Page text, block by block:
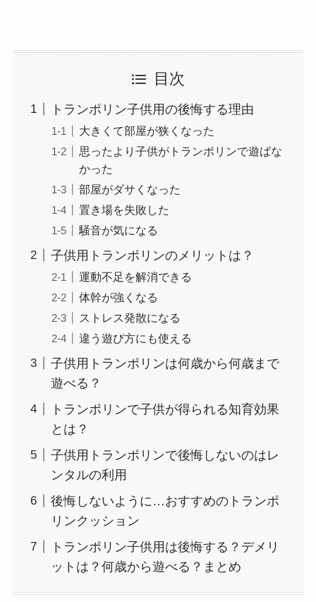
目次
トランポリン子供用の後悔する理由
大きくて部屋が狭くなった
思ったより子供がトランポリンで遊ばな
かった
部屋がダサくなった
置き場を失敗した
騒音が気になる
子供用トランポリンのメリットは？
運動不足を解消できる
体幹が強くなる
ストレス発散になる
違う遊び方にも使える
子供用トランポリンは何歳から何歳まで
遊べる？
トランポリンで子供が得られる知育効果
とは？
子供用トランポリンで後悔しないのはレ
ンタルの利用
後悔しないように…おすすめのトランポ
リンクッション
トランポリン子供用は後悔する？デメリ
ットは？何歳から遊べる？まとめ